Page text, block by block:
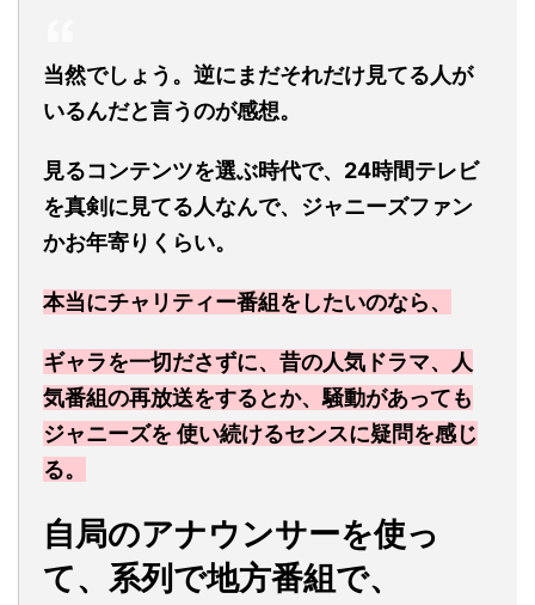
当然でしょう。逆にまだそれだけ見てる人が
いるんだと言うのが感想。
見るコンテンツを選ぶ時代で、24時間テレビ
を真剣に見てる人なんで、ジャニーズファン
かお年寄りくらい。
本当にチャリティー番組をしたいのなら、
ギャラを一切ださずに、昔の人気ドラマ、人
気番組の再放送をするとか、騒動があっても
ジャニーズを 使い続けるセンスに疑問を感じ
る。
自局のアナウンサーを使っ
て、系列で地方番組で、